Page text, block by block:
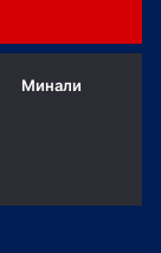
Минали